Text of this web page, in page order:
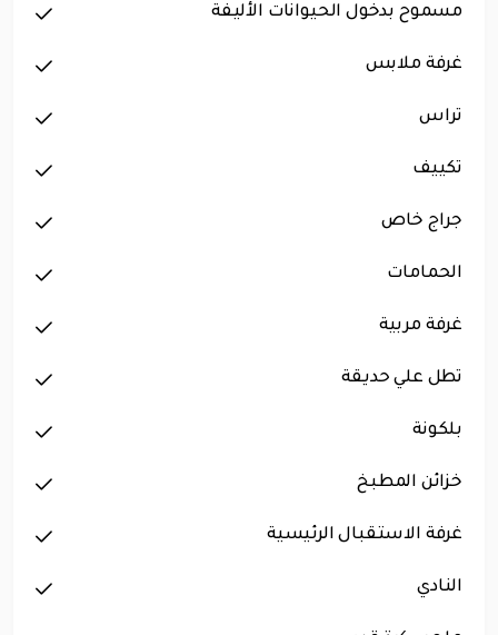
مسموح بدخول الحيوانات الأليفة
غرفة ملابس
تراس
تكييف
جراج خاص
الحمامات
غرفة مربية
تطل علي حديقة
بلكونة
خزائن المطبخ
غرفة الاستقبال الرئيسية
النادي